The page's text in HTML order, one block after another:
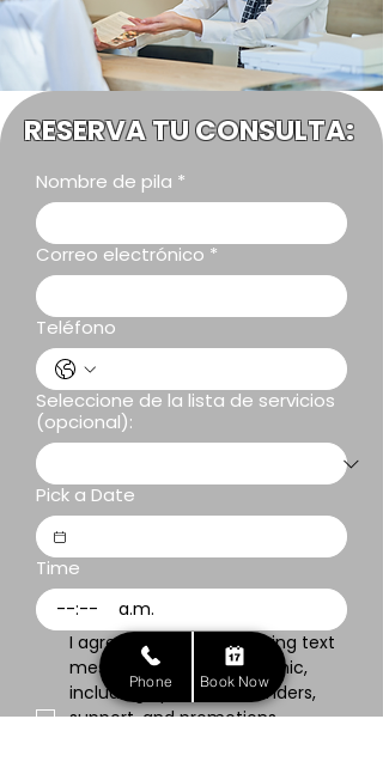
RESERVA TU CONSULTA:
Nombre de pila *
Correo electrónico *
Teléfono
Seleccione de la lista de servicios
(opcional):
Pick a Date
Time
:
a.m.
I agree to receive recurring text
messages from NEIOS Clinic,
including updates, reminders,
support, and promotions.
Phone Book Now